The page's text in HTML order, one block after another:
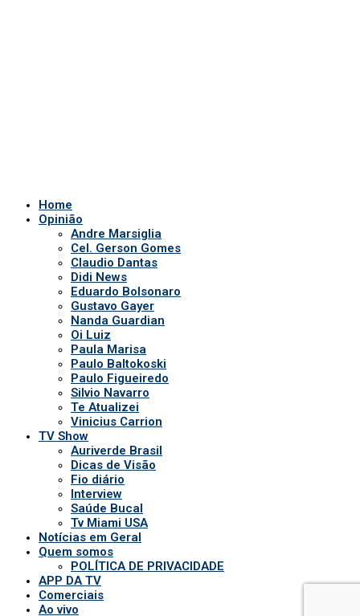
Home
Opinião
Andre Marsiglia
Cel. Gerson Gomes
Claudio Dantas
Didi News
Eduardo Bolsonaro
Gustavo Gayer
Nanda Guardian
Oi Luiz
Paula Marisa
Paulo Baltokoski
Paulo Figueiredo
Silvio Navarro
Te Atualizei
Vinicius Carrion
TV Show
Auriverde Brasil
Dicas de Visão
Fio diário
Interview
Saúde Bucal
Tv Miami USA
Notícias em Geral
Quem somos
POLÍTICA DE PRIVACIDADE
APP DA TV
Comerciais
Ao vivo